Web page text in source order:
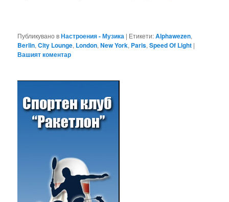
Публикувано вНастроения - Музика | Етикети:Alphawezen,
Berlin,City Lounge, London,New York, Paris,Speed Of Light |
Вашият коментар